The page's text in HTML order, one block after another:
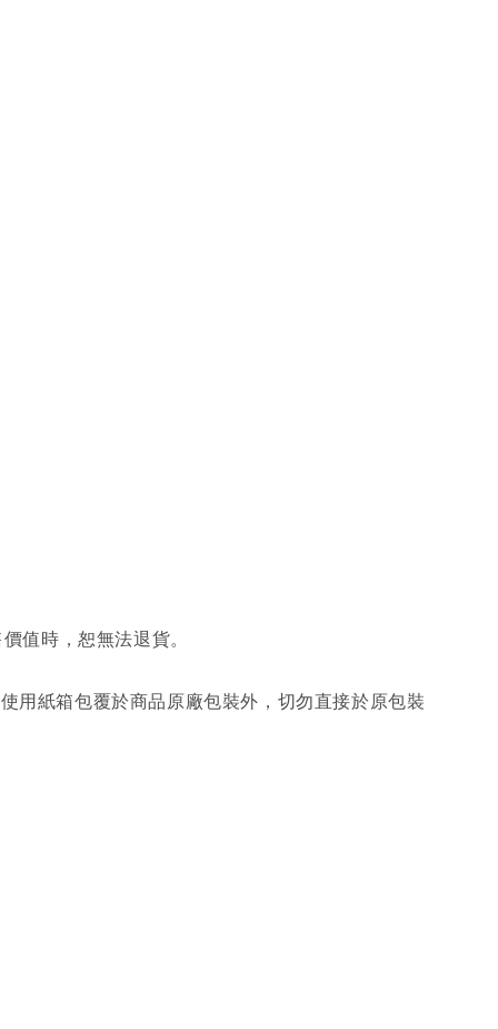
值時，恕無法退貨。
用紙箱包覆於商品原廠包裝外，切勿直接於原包裝